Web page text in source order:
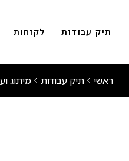
תיק עבודות לקוחות
ראשי תיק עבודות מיתוג